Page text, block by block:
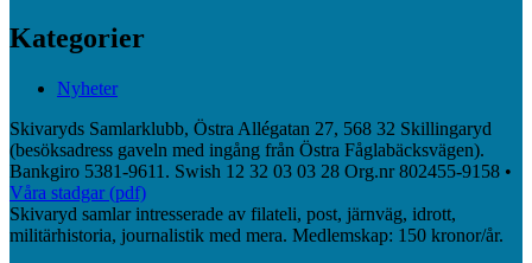
Kategorier
Nyheter
Skivaryds Samlarklubb, Östra Allégatan 27, 568 32 Skillingaryd
(besöksadress gaveln med ingång från Östra Fåglabäcksvägen).
Bankgiro 5381-9611. Swish 12 32 03 03 28 Org.nr 802455-9158 •
Våra stadgar (pdf)
Skivaryd samlar intresserade av filateli, post, järnväg, idrott,
militärhistoria, journalistik med mera. Medlemskap: 150 kronor/år.